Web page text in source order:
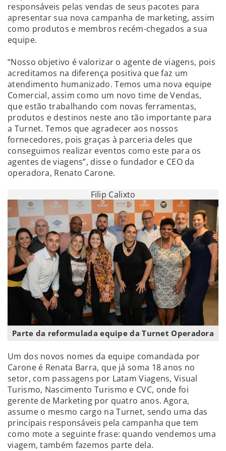
responsáveis pelas vendas de seus pacotes para
apresentar sua nova campanha de marketing, assim
como produtos e membros recém-chegados a sua
equipe.
“Nosso objetivo é valorizar o agente de viagens, pois
acreditamos na diferença positiva que faz um
atendimento humanizado. Temos uma nova equipe
Comercial, assim como um novo time de Vendas,
que estão trabalhando com novas ferramentas,
produtos e destinos neste ano tão importante para
a Turnet. Temos que agradecer aos nossos
fornecedores, pois graças à parceria deles que
conseguimos realizar eventos como este para os
agentes de viagens”, disse o fundador e CEO da
operadora, Renato Carone.
Filip Calixto
Parte da reformulada equipe da Turnet Operadora
Um dos novos nomes da equipe comandada por
Carone é Renata Barra, que já soma 18 anos no
setor, com passagens por Latam Viagens, Visual
Turismo, Nascimento Turismo e CVC, onde foi
gerente de Marketing por quatro anos. Agora,
assume o mesmo cargo na Turnet, sendo uma das
principais responsáveis pela campanha que tem
como mote a seguinte frase: quando vendemos uma
viagem, também fazemos parte dela.